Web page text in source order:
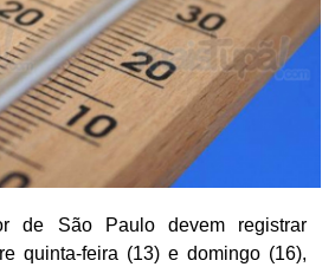
de São Paulo devem registrar
quinta-feira (13) e domingo (16),